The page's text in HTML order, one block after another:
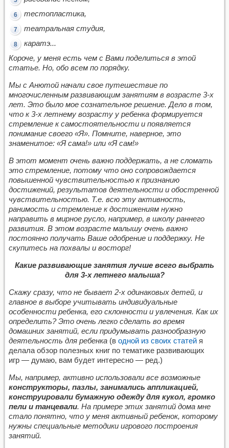
тестопластика,
театральная студия,
каратэ...
Короче, у меня есть чем с Вами поделиться в этой
статье. Но, обо всем по порядку.
Мы с Анютой начали свое путешествие по
многочисленным развивающим занятиям в возрасте 3-х
лет. Это было мое сознательное решение. Дело в том,
что к 3-х летнему возрасту у ребенка формируется
стремление к самостоятельности и появляется
понимание своего «Я». Помните, наверное, это
знаменитое: «Я сама!» или «Я сам!»
В этот момент очень важно поддержать, а не сломать
это стремление, потому что оно сопровождается
повышенной чувствительностью к признанию
достижений, результатов деятельности и обостренной
чувствительностью. Т.е. всю эту активность,
ранимость и стремление к достижениям нужно
направить в мирное русло, например, в школу раннего
развития. В этом возрасте малышу очень важно
постоянно получать Ваше одобрение и поддержку. Не
скупитесь на похвалы и восторг!
Какие развивающие занятия лучше всего выбрать
для 3-х летнего малыша?
Скажу сразу, что не бывает 2-х одинаковых детей, и
главное в выборе учитывать индивидуальные
особенности ребенка, его склонности и увлечения. Как их
определить? Это очень легко сделать во время
домашних занятий, если придумывать разнообразную
деятельность для ребенка (в одной из своих статей я
делала обзор полезных книг по тематике развивающих
игр — думаю, вам будет интересно — ред.)
Мы, например, активно использовали все возможные
конструкторы, пазлы, занимались аппликацией,
конструировали бумажную одежду для кукол, громко
пели и танцевали. На примере этих занятий дома мне
стало понятно, что у меня активный ребенок, которому
нужны специальные методики игрового построения
занятий.